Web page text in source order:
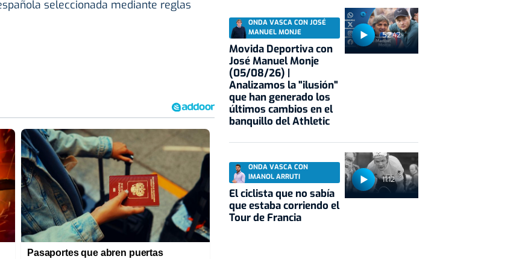
seleccionada mediante reglas
Pasaportes que abren puertas
52:42
ONDA VASCA CON JOSÉ
MANUEL MONJE
Movida Deportiva con
José Manuel Monje
(05/08/26) |
Analizamos la "ilusión"
que han generado los
últimos cambios en el
banquillo del Athletic
11:12
ONDA VASCA CON
IMANOL ARRUTI
El ciclista que no sabía
que estaba corriendo el
Tour de Francia